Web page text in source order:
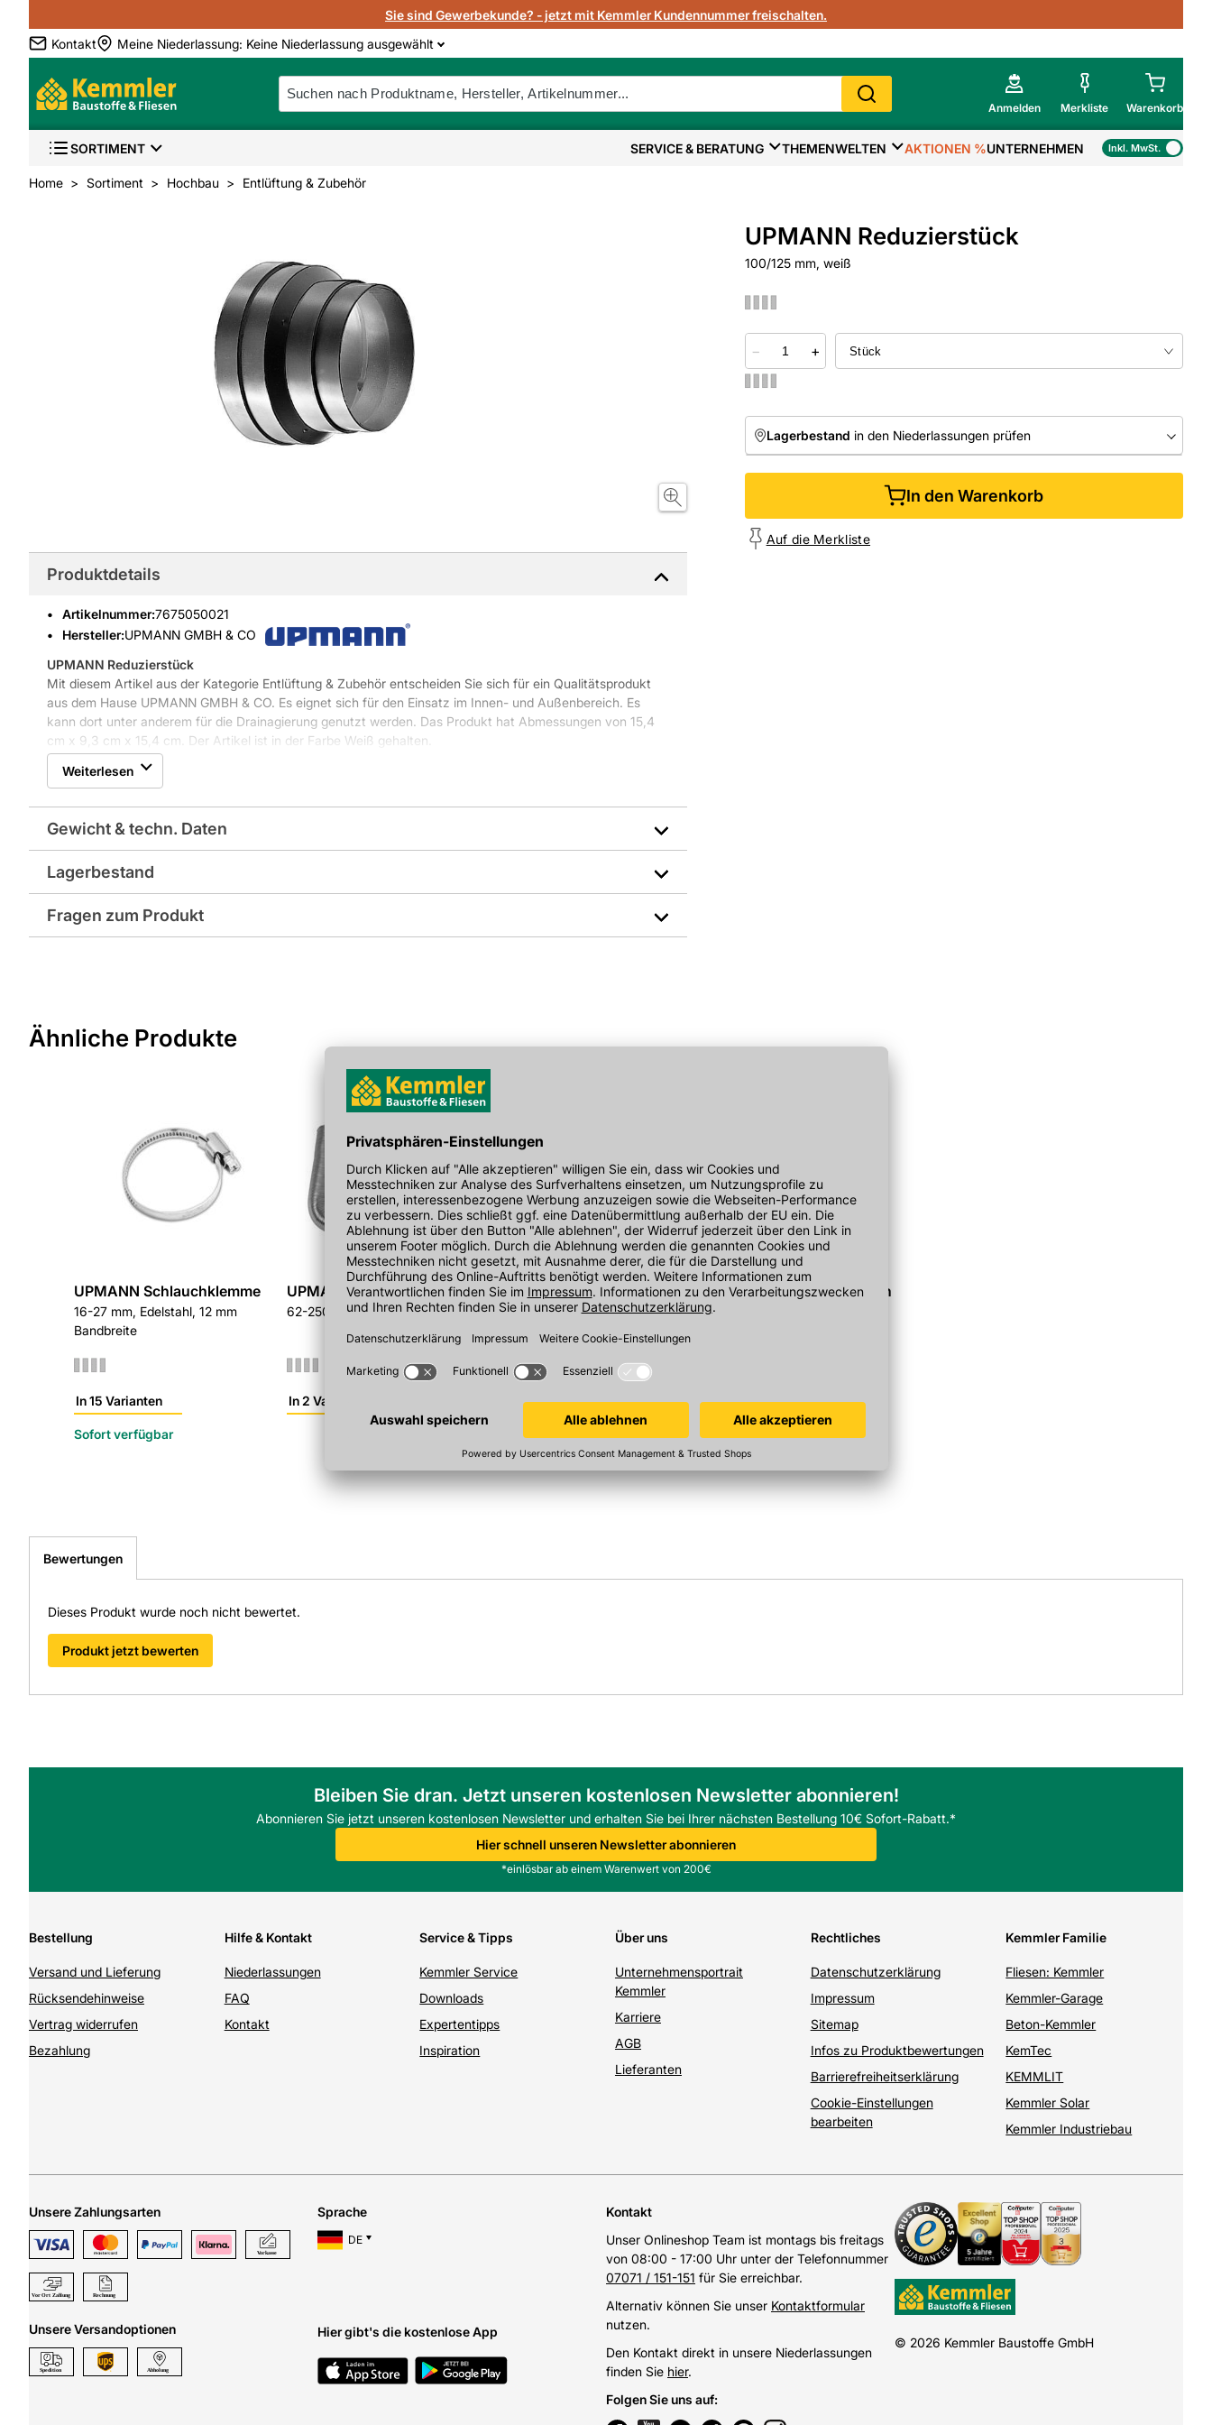
Sie sind Gewerbekunde? - jetzt mit Kemmler Kundennummer freischalten.
Kontakt
Meine Niederlassung: Keine Niederlassung ausgewählt
Anmelden Merkliste Warenkorb
Mein Warenkorb
SORTIMENT SERVICE & BERATUNG THEMENWELTEN AKTIONEN %UNTERNEHMEN Inkl. MwSt.
Home Sortiment Hochbau Entlüftung & Zubehör
UPMANN Reduzierstück
100/125 mm, weiß
− +
Lagerbestand in den Niederlassungen prüfen
NIEDERLASSUNGEN
In den Warenkorb
Auf die Merkliste
Produktdetails
Artikelnummer:7675050021
Hersteller:UPMANN GMBH & CO
UPMANN Reduzierstück
Mit diesem Artikel aus der Kategorie Entlüftung & Zubehör entscheiden Sie sich für ein Qualitätsprodukt
aus dem Hause UPMANN GMBH & CO. Es eignet sich für den Einsatz im Innen- und Außenbereich. Es
kann dort unter anderem für die Drainagierung genutzt werden. Das Produkt hat Abmessungen von 15,4
cm x 9,3 cm x 15,4 cm. Der Artikel ist in der Farbe Weiß gehalten.
Weiterlesen
Gewicht & techn. Daten
Breite in mm: 93
Farbe: weiß
Lagerbestand
Fragen zum Produkt
Ähnliche Produkte
UPMANN Schlauchklemme
16-27 mm, Edelstahl, 12 mm
Bandbreite
In 15 Varianten
Sofort verfügbar
UPMANN Alu-Flexrohr
62-250 cm, Durchmesser 125
In 2 Varianten
UPMANN Reduzierstück
100/125 mm, weiß
In 2 Varianten
UPMANN Rundrohrbogen
45 Grad, System 125
Bewertungen
Dieses Produkt wurde noch nicht bewertet.
Produkt jetzt bewerten
Bleiben Sie dran. Jetzt unseren kostenlosen Newsletter abonnieren!
Abonnieren Sie jetzt unseren kostenlosen Newsletter und erhalten Sie bei Ihrer nächsten Bestellung 10€ Sofort-Rabatt.*
Hier schnell unseren Newsletter abonnieren
*einlösbar ab einem Warenwert von 200€
Bestellung
Versand und Lieferung
Rücksendehinweise
Vertrag widerrufen
Bezahlung
Hilfe & Kontakt
Niederlassungen
FAQ
Kontakt
Service & Tipps
Kemmler Service
Downloads
Expertentipps
Inspiration
Über uns
Unternehmensportrait
Kemmler
Karriere
AGB
Lieferanten
Rechtliches
Datenschutzerklärung
Impressum
Sitemap
Infos zu Produktbewertungen
Barrierefreiheitserklärung
Cookie-Einstellungen
bearbeiten
Kemmler Familie
Fliesen: Kemmler
Kemmler-Garage
Beton-Kemmler
KemTec
KEMMLIT
Kemmler Solar
Kemmler Industriebau
Unsere Zahlungsarten
Unsere Versandoptionen
Sprache
DE
Hier gibt's die kostenlose App
Kontakt
Unser Onlineshop Team ist montags bis freitags
von 08:00 - 17:00 Uhr unter der Telefonnummer
07071 / 151-151 für Sie erreichbar.
Alternativ können Sie unser Kontaktformular
nutzen.
Den Kontakt direkt in unsere Niederlassungen
finden Sie hier.
Folgen Sie uns auf:
© 2026 Kemmler Baustoffe GmbH